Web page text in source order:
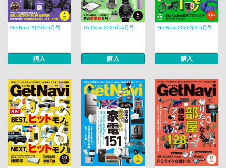
GetNavi 2026年5月号
購入
GetNavi 2026年4月号
購入
GetNavi 2026年3.5月号
購入